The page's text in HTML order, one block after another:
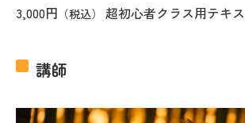
3,000円 （税込） 超初心者クラス用テキ
講師